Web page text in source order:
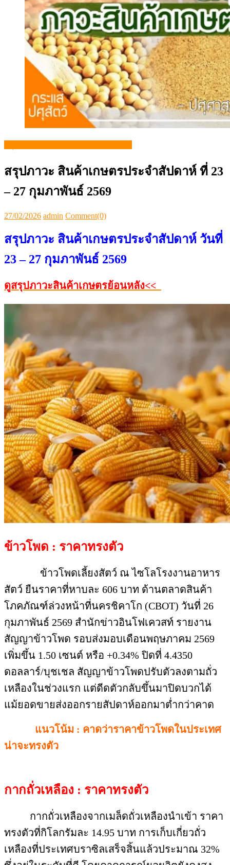
สรุปภาวะ สินค้าเกษตรประจำสัปดาห์ ที่ 23
– 27 กุมภาพันธ์ 2569
Posted
27/02/2026 Author
admin Comment(0)
สรุปภาวะ สินค้าเกษตรประจำสัปดาห์ วันที่
23 – 27 กุมภาพันธ์ 2569
ดูสรุปภาวะสินค้าเกษตรย้อนหลัง<<
ข้าวโพด : ราคาทรงตัว
ข้าวโพดเลี้ยงสัตว์ ณ ไซโลโรงงานอาหาร
สัตว์ ยืนราคาที่หาบละ 606 บาท ด้านตลาดสินค้า
โภคภัณฑ์ล่วงหน้าที่นครชิคาโก (CBOT) วันที่ 26
กุมภาพันธ์ 2569 สำนักข่าวอินโฟเควสท์ รายงาน
สัญญาข้าวโพด รอบส่งมอบเดือนพฤษภาคม 2569
เพิ่มขึ้น 1.50 เซนต์ หรือ +0.34% ปิดที่ 4.4350
ดอลลาร์/บุชเชล สัญญาข้าวโพดปรับตัวลงตามถั่ว
เหลืองในช่วงแรก แต่ดีดตัวกลับขึ้นมาปิดบวกได้
แม้ยอดขายส่งออกรายสัปดาห์ออกมาต่ำกว่าคาด
แนวโน้ม : คาดว่าราคาข้าวโพดในประเทศ
น่าจะทรงตัว
กากถั่วเหลือง : ราคาทรงตัว
กากถั่วเหลืองจากเมล็ดถั่วเหลืองนำเข้า ราคา
ทรงตัวที่กิโลกรัมละ 14.95 บาท การเก็บเกี่ยวถั่ว
เหลืองที่ประเทศบราซิลเสร็จสิ้นแล้วประมาณ 32%